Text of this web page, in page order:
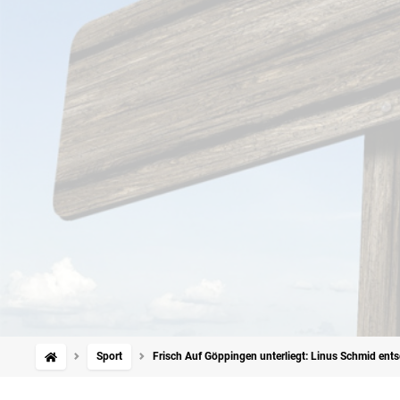
Sport Frisch Auf Göppingen unterliegt: Linus Schmid